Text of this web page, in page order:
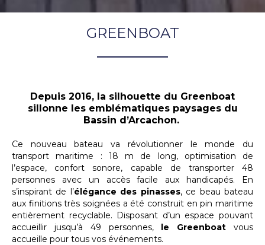
GREENBOAT
Depuis 2016, la silhouette du Greenboat
sillonne les emblématiques paysages du
Bassin d’Arcachon.
Ce nouveau bateau va révolutionner le monde du
transport maritime : 18 m de long, optimisation de
l’espace, confort sonore, capable de transporter 48
personnes avec un accès facile aux handicapés. En
s’inspirant de l’élégance des pinasses, ce beau bateau
aux finitions très soignées a été construit en pin maritime
entièrement recyclable. Disposant d’un espace pouvant
accueillir jusqu’à 49 personnes, le Greenboat vous
accueille pour tous vos événements.